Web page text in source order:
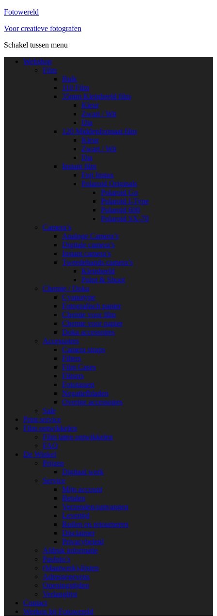
Fotowereld
Voor creatieve fotografen
Schakel tussen menu
Webshop
Film
Bulk
110 Film
35mm Kleinbeeld film
Kleur
Zwart / Wit
Dia
120 Middenformaat film
Kleur
Zwart / Wit
Dia
Instant film
Fuji Instax
Polaroid Originals
Polaroid Go
Polaroid I-Type
Polaroid 600
Polaroid SX-70
Camera’s
Analoge Camera’s
Digitale camera’s
Instant camera’s
Tweedehands camera’s
Kleinbeeld
Point & Shoot
Chemie / Doka
Cyanotype
Fotografisch papier
Chemie voor film
Chemie voor papier
Doka accessoires
Accessoires
Camera straps
Filters
Film Cases
Flitsers
Fototassen
Negatiefbladen
Overige accessoires
Sale
Print service
Film ontwikkelen
Film laten ontwikkelen
FAQ
De Winkel
Prijzen
Digitaal werk
Service
Mijn account
Betalen
Verzenden/ontvangen
Levertijd
Ruilen en retourneren
Disclaimer
Privacybeleid
Afdruk informatie
Pasfoto’s
(Maatwerk)-lijsten
Adresgegevens
Openingstijden
Verlanglijst
Contact
Werken bij Fotowereld